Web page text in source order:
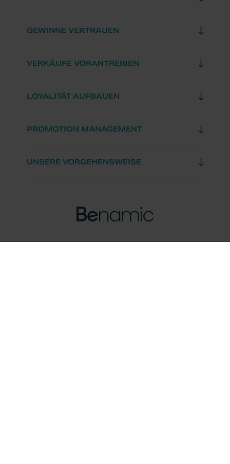
GEWINNE VERTRAUEN
VERKÄUFE VORANTREIBEN
LOYALITÄT AUFBAUEN
PROMOTION MANAGEMENT
UNSERE VORGEHENSWEISE